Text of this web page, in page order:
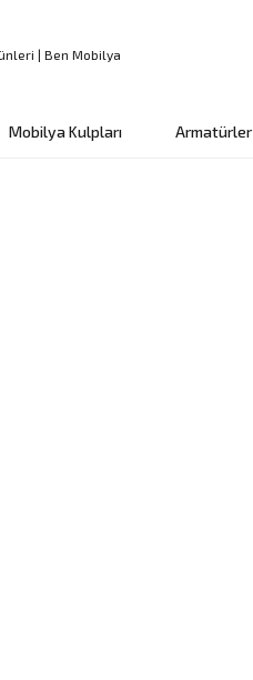
Mobilya Kulpları Armatürler